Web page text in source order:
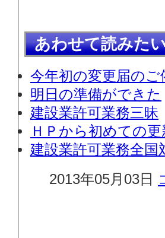
あわせて読みた
今年初の変更届のご
明日の準備ができた
建設業許可業務三昧
ＨＰから初めての
建設業許可業務全国
2013年05月03日